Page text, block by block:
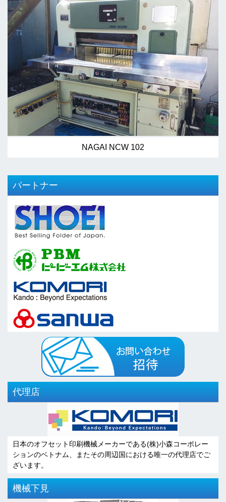
NAGAI NCW 102
パートナー
代理店
日本のオフセット印刷機械メーカーである(株)小森コーポレー
ションのベトナム、またその周辺国における唯一の代理店でご
ざいます。
機械下見